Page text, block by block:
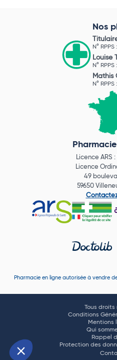
Nos
N° RPPS
Louise
N°
Mathis
N°
Licence ARS
Licence
49
59650
Pharmacie en ligne autorisée à vendre
Tous droits
Conditions
Mentions
Qui
Rappel
Protection des